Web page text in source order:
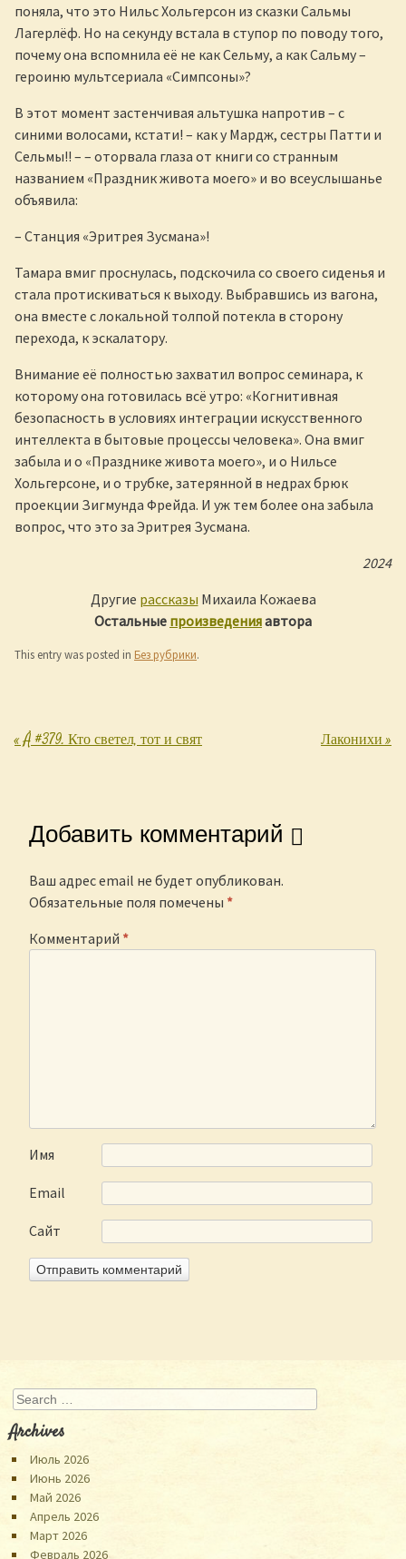
поняла, что это Нильс Хольгерсон из сказки Сальмы
Лагерлёф. Но на секунду встала в ступор по поводу того,
почему она вспомнила её не как Сельму, а как Сальму –
героиню мультсериала «Симпсоны»?
В этот момент застенчивая альтушка напротив – с
синими волосами, кстати! – как у Мардж, сестры Патти и
Сельмы!! – – оторвала глаза от книги со странным
названием «Праздник живота моего» и во всеуслышанье
объявила:
– Станция «Эритрея Зусмана»!
Тамара вмиг проснулась, подскочила со своего сиденья и
стала протискиваться к выходу. Выбравшись из вагона,
она вместе с локальной толпой потекла в сторону
перехода, к эскалатору.
Внимание её полностью захватил вопрос семинара, к
которому она готовилась всё утро: «Когнитивная
безопасность в условиях интеграции искусственного
интеллекта в бытовые процессы человека». Она вмиг
забыла и о «Празднике живота моего», и о Нильсе
Хольгерсоне, и о трубке, затерянной в недрах брюк
проекции Зигмунда Фрейда. И уж тем более она забыла
вопрос, что это за Эритрея Зусмана.
2024
Другие рассказы Михаила Кожаева
Остальные произведенияавтора
This entry was posted in Без рубрики.
Post navigation
«Å #379. Кто светел, тот и свят Лаконихи»
Добавить комментарий
Ваш адрес email не будет опубликован.
Обязательные поля помечены *
Комментарий *
Имя
Email
Сайт
Search
Archives
Июль 2026
Июнь 2026
Май 2026
Апрель 2026
Март 2026
Февраль 2026